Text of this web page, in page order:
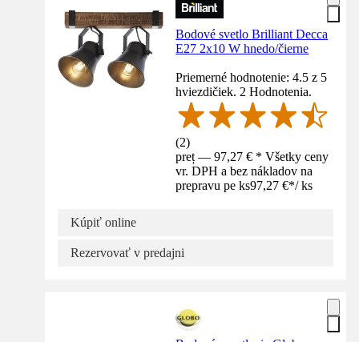
Bodové svetlo Brilliant Decca
E27 2x10 W hnedo/čierne
Priemerné hodnotenie: 4.5 z 5
hviezdičiek. 2 Hodnotenia.
(2)
preț — 97,27 € * Všetky ceny
vr. DPH a bez nákladov na
prepravu pe ks97,27 €*/ ks
Kúpiť online
Rezervovať v predajni